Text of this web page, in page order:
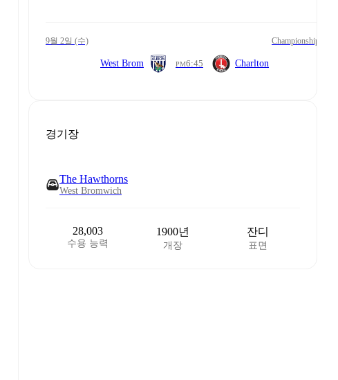
9월 2일 (수) Championship
West Brom PM6:45 Charlton
경기장
The Hawthorns
West Bromwich
28,003
수용 능력
1900년
개장
잔디
표면